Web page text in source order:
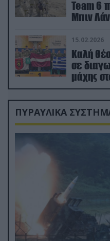
Team 6
Μπιν
διέσωσε
15.02.2026
Καλή
σε
μάχης
ΠΥΡΑΥΛΙΚΑ